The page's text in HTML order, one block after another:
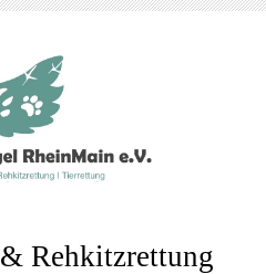
Rehkitzrettung